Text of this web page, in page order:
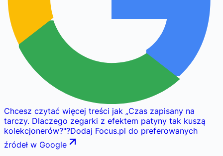
Chcesz czytać więcej treści jak „Czas zapisany na
tarczy. Dlaczego zegarki z efektem patyny tak kuszą
kolekcjonerów?"?Dodaj Focus.pl do preferowanych
źródeł w Google